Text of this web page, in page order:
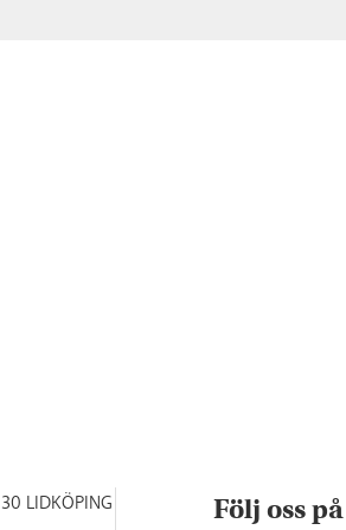
LIDKÖPING Följ oss på